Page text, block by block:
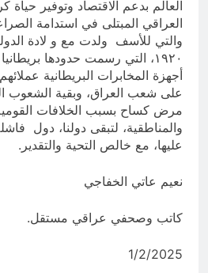
العالم بدعم الاقتصاد وتوفير
العراقي المبتلى في استدامة
والتي للأسف ولدت مع و لادة
١٩٢٠، التي رسمت حدودها
أجهزة المخابرات البريطانية
على شعب العراق، وبقية الشعوب
مرض كساح بسبب الخلافات القومية
والمناطقية، لتبقى دولنا، دول
عليها، مع خالص التحية والتقدير.
نعيم عاتي الخفاجي
كاتب وصحفي عراقي مستقل.
1/2/2025